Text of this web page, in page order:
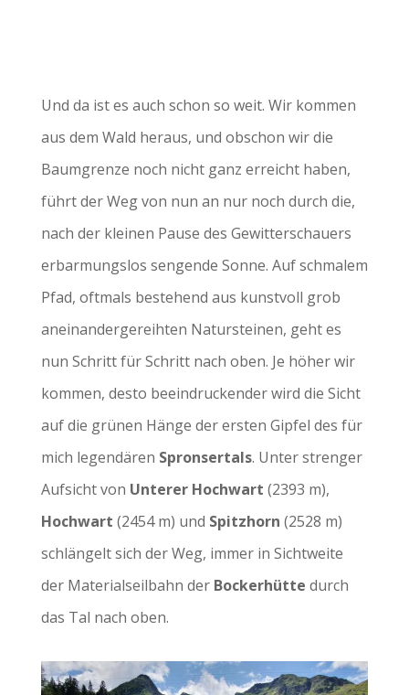
Und da ist es auch schon so weit. Wir kommen
aus dem Wald heraus, und obschon wir die
Baumgrenze noch nicht ganz erreicht haben,
führt der Weg von nun an nur noch durch die,
nach der kleinen Pause des Gewitterschauers
erbarmungslos sengende Sonne. Auf schmalem
Pfad, oftmals bestehend aus kunstvoll grob
aneinandergereihten Natursteinen, geht es
nun Schritt für Schritt nach oben. Je höher wir
kommen, desto beeindruckender wird die Sicht
auf die grünen Hänge der ersten Gipfel des für
mich legendären Spronsertals. Unter strenger
Aufsicht von Unterer Hochwart (2393 m),
Hochwart (2454 m) und Spitzhorn (2528 m)
schlängelt sich der Weg, immer in Sichtweite
der Materialseilbahn der Bockerhütte durch
das Tal nach oben.